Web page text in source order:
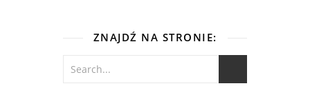
ZNAJDŹ NA STRONIE: